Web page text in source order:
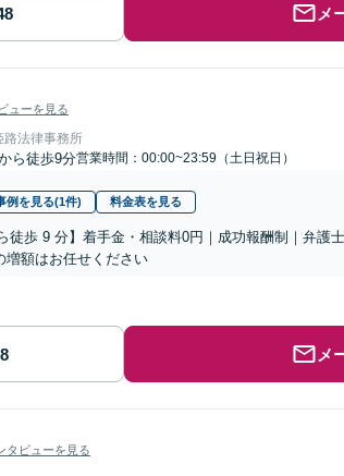
メ
ューを見る
路法律事務所
ら徒歩9分営業時間：00:00~23:59（土日祝日）
例を見る(1件) 料金表を見る
徒歩 9 分】着手金・相談料0円｜成功報酬制｜弁護
増額はお任せください
メ
タビューを見る